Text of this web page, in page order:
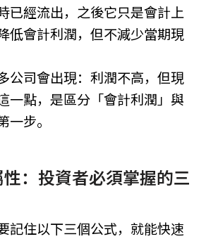
已經流出，之後它只是會計上
會計利潤，但不減少當期現
公司會出現：利潤不高，但現
一點，是區分「會計利潤」與
一步。
：投資者必須掌握的三
記住以下三個公式，就能快速